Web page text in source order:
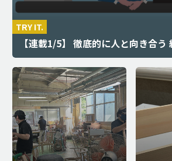
TRY IT.
【連載1/5】 徹底的に人と向き合